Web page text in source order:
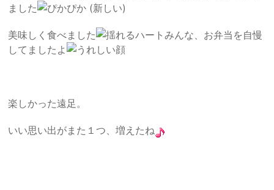
ました
美味しく食べました
みんな、お弁当を自慢
してましたよ
楽しかった遠足。
いい思い出がまた１つ、増えたね